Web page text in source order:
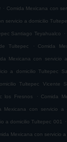
. Comida Mexicana con
servicio a domicilio
Santiago Teyahualco .
Tultepec . Comida
Mexicana con servicio
a domicilio Tultepec
Tultepec Vicente
los Fresnos . Comida
Mexicana con servicio a
a domicilio Tultepec 001 .
Mexicana con servicio